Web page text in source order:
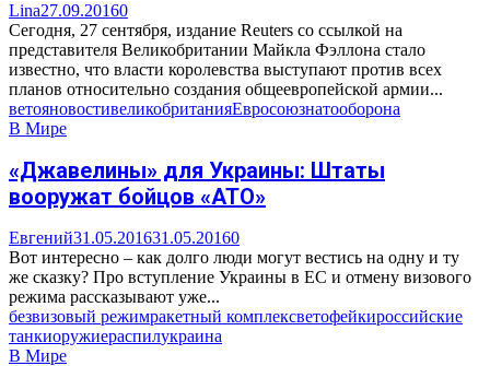
Lina27.09.20160
Сегодня, 27 сентября, издание Reuters со ссылкой на
представителя Великобритании Майкла Фэллона стало
известно, что власти королевства выступают против всех
планов относительно создания общеевропейской армии...
ветояновостивеликобританияЕвросоюзнатооборона
В Мире
«Джавелины» для Украины: Штаты
вооружат бойцов «АТО»
Евгений31.05.201631.05.20160
Вот интересно – как долго люди могут вестись на одну и ту
же сказку? Про вступление Украины в ЕС и отмену визового
режима рассказывают уже...
безвизовый режимракетный комплексветофейкироссийские
танкиоружиераспилукраина
В Мире